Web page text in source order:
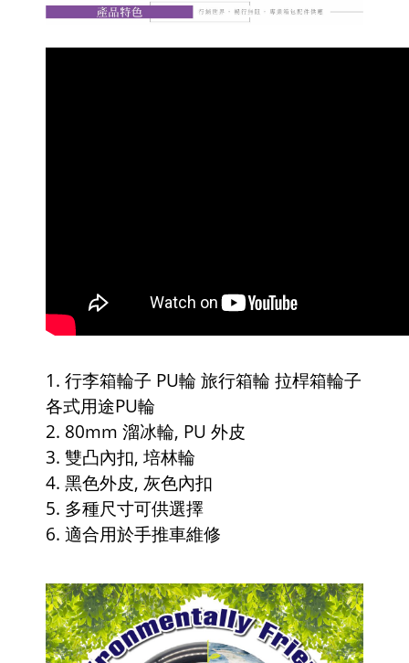
1. 行李箱輪子 PU輪 旅行箱輪 拉桿箱輪子
各式用途PU輪
2. 80mm 溜冰輪, PU 外皮
3. 雙凸內扣, 培林輪
4. 黑色外皮, 灰色內扣
5. 多種尺寸可供選擇
6. 適合用於手推車維修